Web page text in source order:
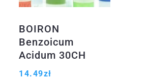
BOIRON
Benzoicum
Acidum 30CH
granulki 4g
14.49zł